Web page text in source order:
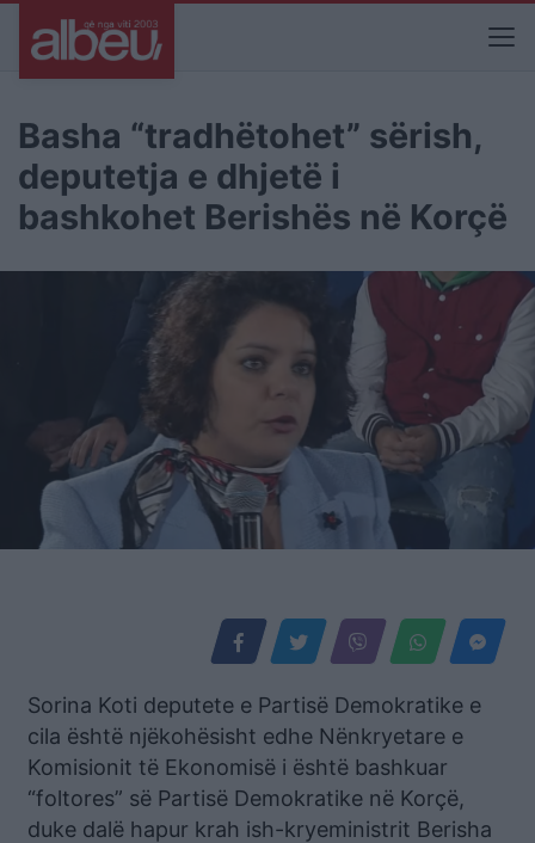
Basha “tradhëtohet” sërish,
deputetja e dhjetë i
bashkohet Berishës në Korçë
Sorina Koti deputete e Partisë Demokratike e
cila është njëkohësisht edhe Nënkryetare e
Komisionit të Ekonomisë i është bashkuar
“foltores” së Partisë Demokratike në Korçë,
duke dalë hapur krah ish-kryeministrit Berisha